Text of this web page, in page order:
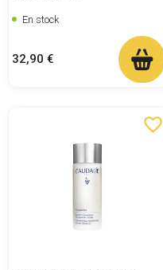
En stock
Prix
32,90 €
favorite_border